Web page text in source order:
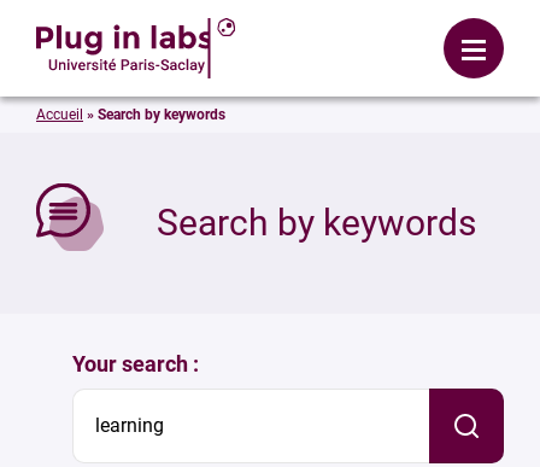
Menu
Search by keywords
Accueil » Search by keywords
Your search :